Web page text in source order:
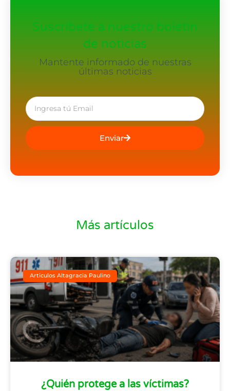
Suscríbete a nuestro boletín
de noticias
Mantente informado de nuestras
últimas noticias
Enviar
Más artículos
Articulos Altagracia Paulino
¿Quién protege a las víctimas?